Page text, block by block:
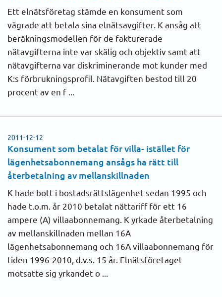
Inkasso
Lösenavgift
Nätavgifter
Prisändring
Skadestånd
Säkring
Övrigt
Gas
2014
2013
2012
2011
2009
2008
2007
2006
2005
Ett elnätsföretag stämde en konsument som
vägrade att betala sina elnätsavgifter. K ansåg att
beräkningsmodellen för de fakturerade
nätavgifterna inte var skälig och objektiv samt att
nätavgifterna var diskriminerande mot kunder med
K:s förbrukningsprofil. Nätavgiften bestod till 20
procent av en f ...
2011-12-12
Konsument som betalat för villa- istället för
lägenhetsabonnemang ansågs ha rätt till
återbetalning av mellanskillnaden
K hade bott i bostadsrättslägenhet sedan 1995 och
hade t.o.m. år 2010 betalat nättariff för ett 16
ampere (A) villaabonnemang. K yrkade återbetalning
av mellanskillnaden mellan 16A
lägenhetsabonnemang och 16A villaabonnemang för
tiden 1996-2010, d.v.s. 15 år. Elnätsföretaget
motsatte sig yrkandet o ...